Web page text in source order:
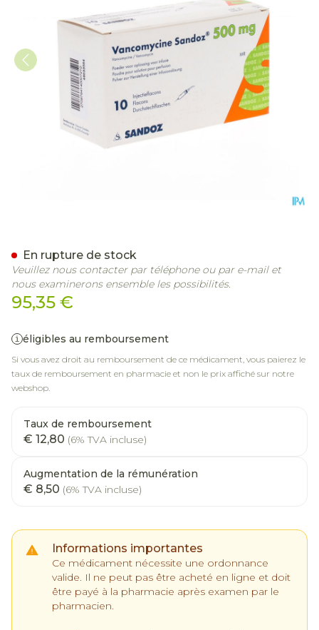
95,35 €
éligibles au remboursement
Si vous avez droit au remboursement de ce médicament, vous paierez le
taux de remboursement en pharmacie et non le prix affiché sur notre
webshop.
Taux de remboursement
€ 12,80 (6% TVA incluse)
Augmentation de la rémunération
€ 8,50 (6% TVA incluse)
Informations importantes
Ce médicament nécessite une ordonnance
valide. Il ne peut pas être acheté en ligne et doit
être payé à la pharmacie après examen par le
pharmacien.
En rupture de stock
Veuillez nous contacter par téléphone ou par e-mail et
nous examinerons ensemble les possibilités.